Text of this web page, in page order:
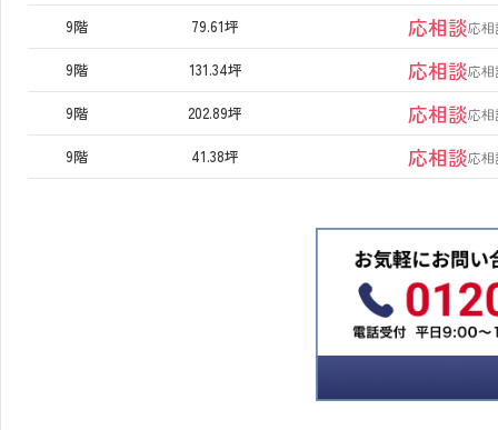
9階 79.61坪 応相談応相
9階 131.34坪 応相談応相
9階 202.89坪 応相談応相
9階 41.38坪 応相談応相